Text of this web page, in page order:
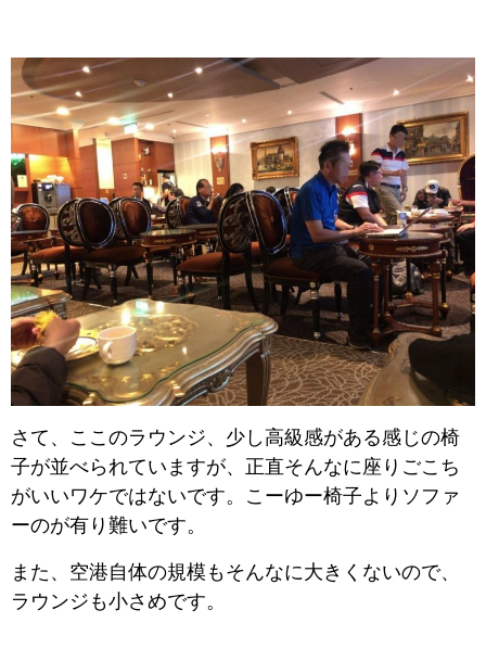
さて、ここのラウンジ、少し高級感がある感じの椅
子が並べられていますが、正直そんなに座りごこち
がいいワケではないです。こーゆー椅子よりソファ
ーのが有り難いです。
また、空港自体の規模もそんなに大きくないので、
ラウンジも小さめです。